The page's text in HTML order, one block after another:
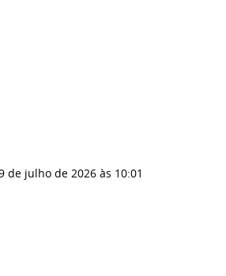
de julho de 2026 às 10:01